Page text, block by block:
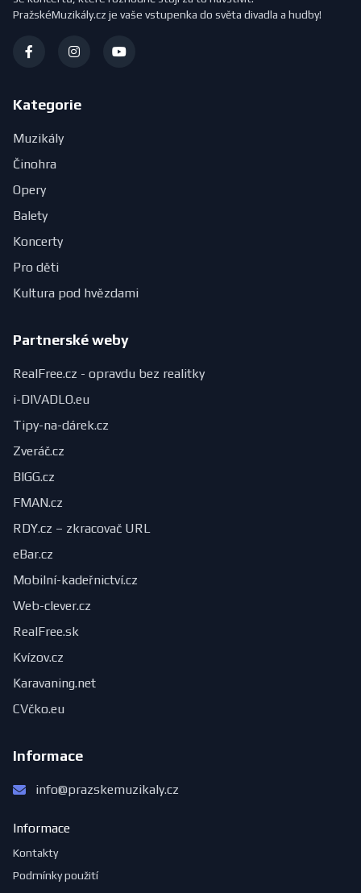
PražskéMuzikály.cz je vaše vstupenka do světa divadla a hudby!
Kategorie
Muzikály
Činohra
Opery
Balety
Koncerty
Pro děti
Kultura pod hvězdami
Partnerské weby
RealFree.cz - opravdu bez realitky
i-DIVADLO.eu
Tipy-na-dárek.cz
Zveráč.cz
BIGG.cz
FMAN.cz
RDY.cz – zkracovač URL
eBar.cz
Mobilní-kadeřnictví.cz
Web-clever.cz
RealFree.sk
Kvízov.cz
Karavaning.net
CVčko.eu
Informace
info@prazskemuzikaly.cz
Informace
Kontakty
Podmínky použití